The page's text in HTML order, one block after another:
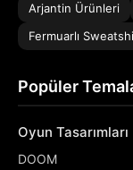
Arjantin Ürünleri
Fermuarlı
Popüler
Oyun Tasarımları
DOOM